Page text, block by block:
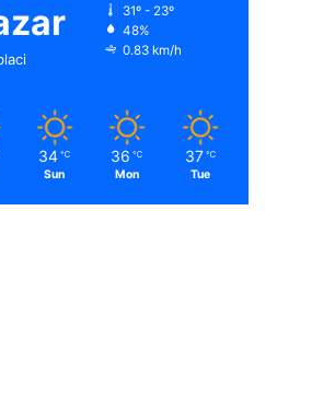
31º - 23º
48%
0.83 km/h
34 ℃
Sun
36 ℃
Mon
37 ℃
Tue